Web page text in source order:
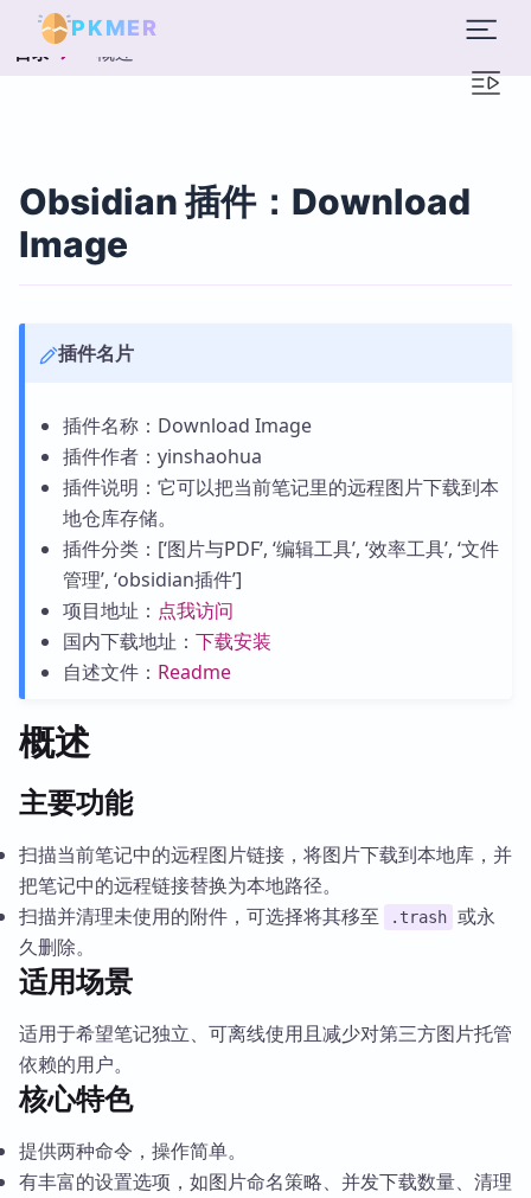
PKMER
目录 概述
Obsidian 插件：Download
Image
插件名片
插件名称：Download Image
插件作者：yinshaohua
插件说明：它可以把当前笔记里的远程图片下载到本
地仓库存储。
插件分类：[‘图片与PDF’, ‘编辑工具’, ‘效率工具’, ‘文件
管理’, ‘obsidian插件’]
项目地址： 点我访问
国内下载地址： 下载安装
自述文件： Readme
概述
主要功能
扫描当前笔记中的远程图片链接，将图片下载到本地库，并
把笔记中的远程链接替换为本地路径。
扫描并清理未使用的附件，可选择将其移至
.trash 或永
久删除。
适用场景
适用于希望笔记独立、可离线使用且减少对第三方图片托管
依赖的用户。
核心特色
提供两种命令，操作简单。
有丰富的设置选项，如图片命名策略、并发下载数量、清理